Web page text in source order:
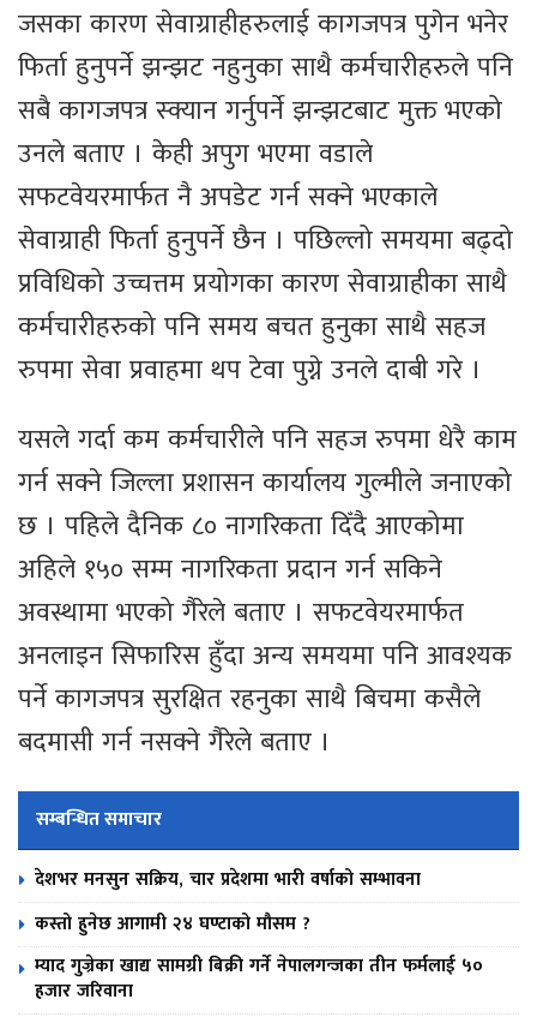
जसका कारण सेवाग्राहीहरुलाई कागजपत्र पुगेन भनेर
फिर्ता हुनुपर्ने झन्झट नहुनुका साथै कर्मचारीहरुले पनि
सबै कागजपत्र स्क्यान गर्नुपर्ने झन्झटबाट मुक्त भएको
उनले बताए । केही अपुग भएमा वडाले
सफटवेयरमार्फत नै अपडेट गर्न सक्ने भएकाले
सेवाग्राही फिर्ता हुनुपर्ने छैन । पछिल्लो समयमा बढ्दो
प्रविधिको उच्चत्तम प्रयोगका कारण सेवाग्राहीका साथै
कर्मचारीहरुको पनि समय बचत हुनुका साथै सहज
रुपमा सेवा प्रवाहमा थप टेवा पुग्ने उनले दाबी गरे ।
यसले गर्दा कम कर्मचारीले पनि सहज रुपमा धेरै काम
गर्न सक्ने जिल्ला प्रशासन कार्यालय गुल्मीले जनाएको
छ । पहिले दैनिक ८० नागरिकता दिँदै आएकोमा
अहिले १५० सम्म नागरिकता प्रदान गर्न सकिने
अवस्थामा भएको गैरेले बताए । सफटवेयरमार्फत
अनलाइन सिफारिस हुँदा अन्य समयमा पनि आवश्यक
पर्ने कागजपत्र सुरक्षित रहनुका साथै बिचमा कसैले
बदमासी गर्न नसक्ने गैरेले बताए ।
सम्बन्धित समाचार
देशभर मनसुन सक्रिय, चार प्रदेशमा भारी वर्षाको सम्भावना
कस्तो हुनेछ आगामी २४ घण्टाको मौसम ?
म्याद गुज्रेका खाद्य सामग्री बिक्री गर्ने नेपालगन्जका तीन फर्मलाई ५०
हजार जरिवाना